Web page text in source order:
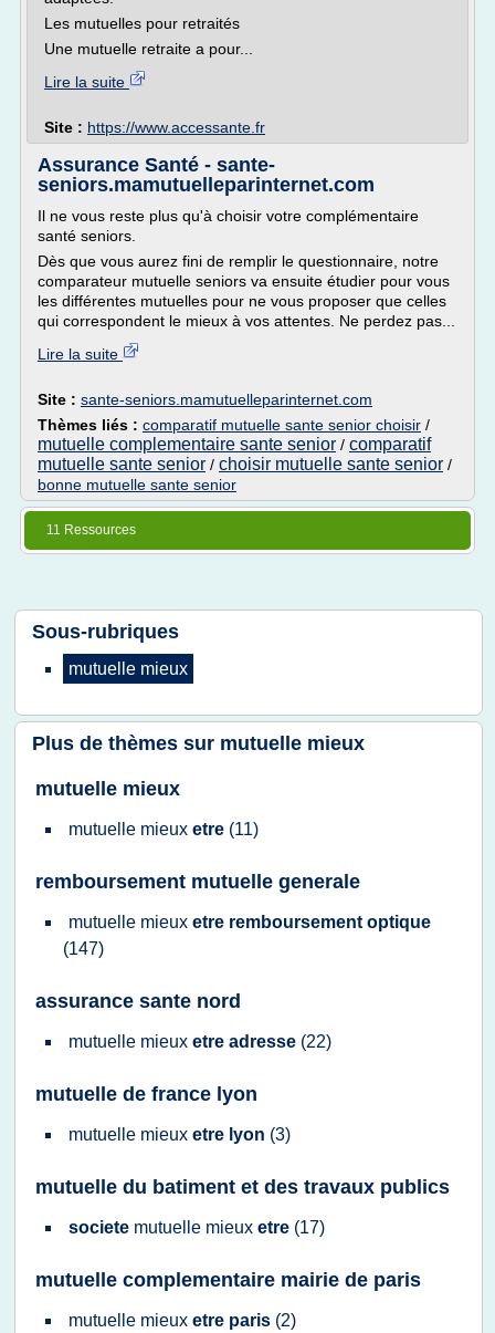
Les mutuelles pour retraités
Une mutuelle retraite a pour...
Lire la suite
Site : https://www.accessante.fr
Assurance Santé - sante-
seniors.mamutuelleparinternet.com
Il ne vous reste plus qu'à choisir votre complémentaire
santé seniors.
Dès que vous aurez fini de remplir le questionnaire, notre
comparateur mutuelle seniors va ensuite étudier pour vous
les différentes mutuelles pour ne vous proposer que celles
qui correspondent le mieux à vos attentes. Ne perdez pas...
Lire la suite
Site : sante-seniors.mamutuelleparinternet.com
Thèmes liés : comparatif mutuelle sante senior choisir /
mutuelle complementaire sante senior / comparatif
mutuelle sante senior / choisir mutuelle sante senior /
bonne mutuelle sante senior
11 Ressources
Sous-rubriques
mutuelle mieux
Plus de thèmes sur mutuelle mieux
mutuelle mieux
mutuelle mieux etre (11)
remboursement mutuelle generale
mutuelle mieux etre remboursement optique
(147)
assurance sante nord
mutuelle mieux etre adresse (22)
mutuelle de france lyon
mutuelle mieux etre lyon (3)
mutuelle du batiment et des travaux publics
societe mutuelle mieux etre (17)
mutuelle complementaire mairie de paris
mutuelle mieux etre paris (2)